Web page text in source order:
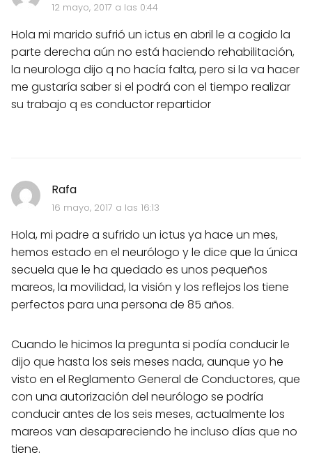
12 mayo, 2017 a las 0:44
Hola mi marido sufrió un ictus en abril le a cogido la
parte derecha aún no está haciendo rehabilitación,
la neurologa dijo q no hacía falta, pero si la va hacer
me gustaría saber si el podrá con el tiempo realizar
su trabajo q es conductor repartidor
Rafa
16 mayo, 2017 a las 16:13
Hola, mi padre a sufrido un ictus ya hace un mes,
hemos estado en el neurólogo y le dice que la única
secuela que le ha quedado es unos pequeños
mareos, la movilidad, la visión y los reflejos los tiene
perfectos para una persona de 85 años.
Cuando le hicimos la pregunta si podía conducir le
dijo que hasta los seis meses nada, aunque yo he
visto en el Reglamento General de Conductores, que
con una autorización del neurólogo se podría
conducir antes de los seis meses, actualmente los
mareos van desapareciendo he incluso días que no
tiene.